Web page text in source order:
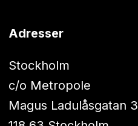
Adresser
Stockholm
c/o Metropole
Magus Ladulåsgatan 3